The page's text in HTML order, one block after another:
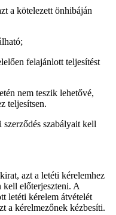
a kötelezett önhibáján
felajánlott teljesítést
nem teszik lehetővé,
teljesítsen.
szerződés szabályait kell
azt a letéti kérelemhez
kell előterjeszteni. A
letéti kérelem átvételét
a kérelmezőnek kézbesíti.